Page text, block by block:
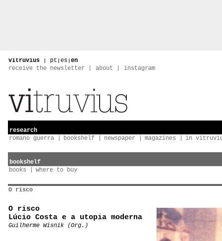
vitruvius | pt | es | en
receive the newsletter
about instagram
research
romano guerra
bookshelf newspaper magazines in
bookshelf
books
where to buy
O risco
O risco
Lúcio Costa e a utopia moderna
Guilherme Wisnik (Org.)